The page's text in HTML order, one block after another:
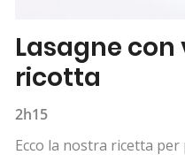
Lasagne
ricotta
2h15
Ecco la nostra ricetta